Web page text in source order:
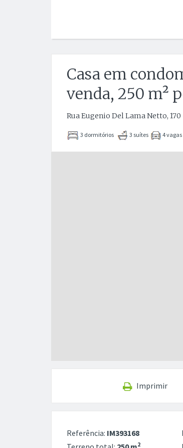
Casa em
venda, 250 m²
Rua Eugenio Del Lama Netto,
3 dormitórios 3 suítes 4 vagas
Imprimir
Referência: IM393168
2